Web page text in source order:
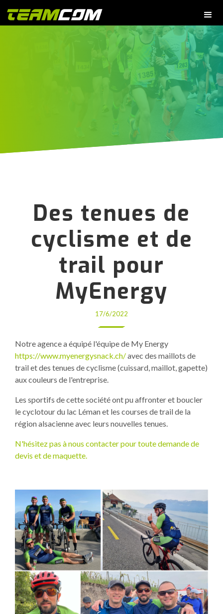
Des tenues de
cyclisme et de
trail pour
MyEnergy
17/6/2022
Notre agence a équipé l'équipe de My Energy
https://www.myenergysnack.ch/avec des maillots de
trail et des tenues de cyclisme (cuissard, maillot, gapette)
aux couleurs de l'entreprise.
Les sportifs de cette société ont pu affronter et boucler
le cyclotour du lac Léman et les courses de trail de la
région alsacienne avec leurs nouvelles tenues.
N'hésitez pas à nous contacter pour toute demande de
devis et de maquette.